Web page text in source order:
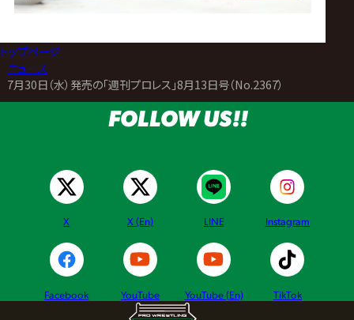
トップページ
ニュース
7月30日（水）発売の「週刊プロレス」8月13日号（No.2367）
FOLLOW US!!
X X (En) LINE Instagram
Facebook YouTube YouTube (En) TikTok